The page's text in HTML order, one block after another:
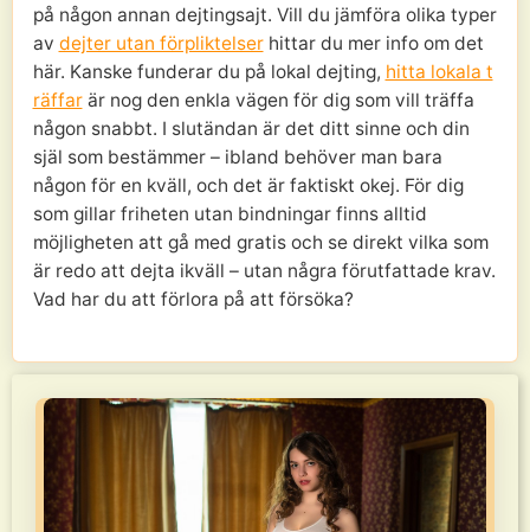
på någon annan dejtingsajt. Vill du jämföra olika typer
av dejter utan förpliktelserhittar du mer info om det
här. Kanske funderar du på lokal dejting, hitta lokala t
räffarär nog den enkla vägen för dig som vill träffa
någon snabbt. I slutändan är det ditt sinne och din
själ som bestämmer – ibland behöver man bara
någon för en kväll, och det är faktiskt okej. För dig
som gillar friheten utan bindningar finns alltid
möjligheten att gå med gratis och se direkt vilka som
är redo att dejta ikväll – utan några förutfattade krav.
Vad har du att förlora på att försöka?